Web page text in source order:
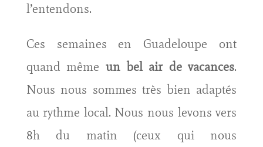
l’entendons.
Ces semaines en Guadeloupe ont
quand même un bel air de vacances.
Nous nous sommes très bien adaptés
au rythme local. Nous nous levons vers
8h du matin (ceux qui nous